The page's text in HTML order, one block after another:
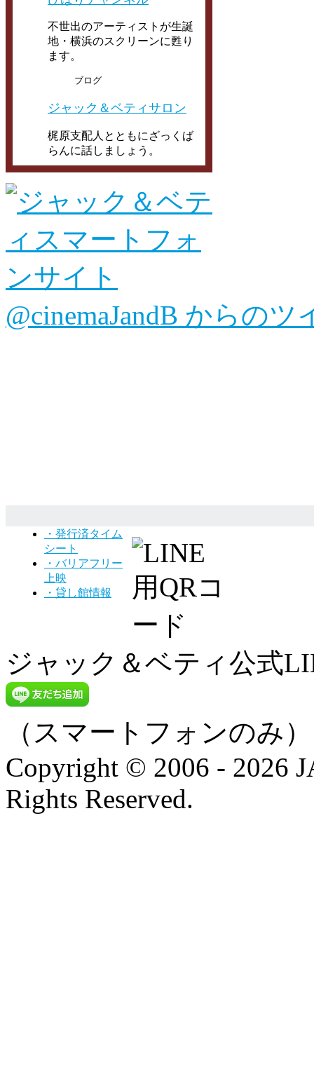
不世出のアーティストが生誕
地・横浜のスクリーンに甦り
ます。
ブログ
ジャック＆ベティサロン
梶原支配人とともにざっくば
らんに話しましょう。
@cinemaJandB からのツ
・発行済タイム
シート
・バリアフリー
上映
・貸し館情報
ジャック＆ベティ公式
（スマートフォンのみ）
Copyright © 2006 - 2026
Rights Reserved.